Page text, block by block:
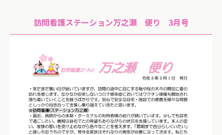
訪問看護ステーション万之瀬 便り 3月号